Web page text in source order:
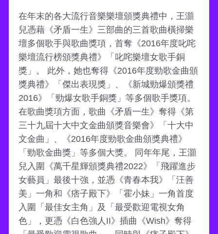
在年末的各大流行音樂樂壇頒獎典禮中，王灝
兒憑藉《矛盾一生》三部曲的三首歌曲橫掃樂
壇多個歌手與歌曲獎項，首奪《2016年度叱咤
樂壇流行榜頒獎典禮》「叱咤樂壇女歌手銅
獎」。 此外，她也奪得《2016年度勁歌金曲頒
獎典禮》「傑出表現獎」、《新城勁爆頒獎禮
2016》「勁爆女歌手銅獎」等多個歌手獎項。
在歌曲獎項方面，歌曲《矛盾一生》奪得《第
三十九屆十大中文金曲頒獎音樂會》「十大中
文金曲」、《2016年度勁歌金曲頒獎典禮》
「勁歌金曲獎」等多個大獎。 同年年尾，王灝
兒入圍《萬千星輝頒獎典禮2022》「飛躍進步
女藝員」最後十強，並憑《青春本我》「汪善
美」一角和《痞子殿下》「霍小妹」一角首度
入圍「最佳女主角」及「最受歡迎電視女角
色」，更憑《白色強人II》插曲《Wish》奪得